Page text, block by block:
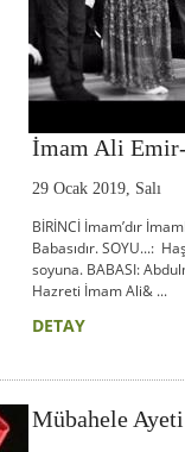
İmam Ali
29 Ocak 2019, Salı
BİRİNCİ İmam’dır
Babasıdır. SOYU...:
soyuna. BABASI:
Hazreti İmam Ali& ...
DETAY
Mübahele